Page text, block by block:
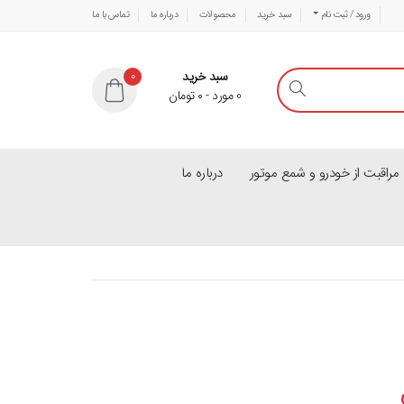
ورود / ثبت نام سبد خرید محصولات درباره ما تماس با ما
0
سبد خرید
0مورد-۰ تومان
از خودرو و شمع موتور درباره ما